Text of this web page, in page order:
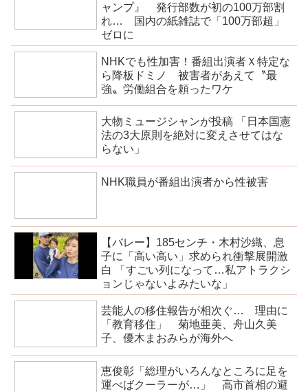
ャンプ』 発行部数が初の100万部割
れ… 国内の紙雑誌で「100万部超」
ゼロに
NHKでも性加害！番組出演者Ｘ特定な
ら降板ドミノ 被害者があえて〝最
強〟労働組合を頼ったワケ
大物ミュージシャンが投稿 「日本国憲
法の3大原則を絶対に変えさせてはな
らない」
NHK職員が番組出演者から性被害
【バレー】185センチ・木村沙織、息
子に「高い高い」求められ衝撃展開激
白 「すごい列になって…私アトラクシ
ョンじゃないよみたいな」
芸能人の移住報告が相次ぐ… 理由に
「教育移住」 菊地亜美、舟山久美
子、優木まおみらが海外へ
恵俊彰「総理がいろんなところに足を
運べばクーラーが…」 高市首相の避